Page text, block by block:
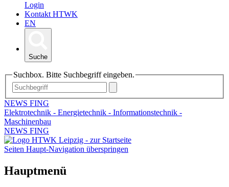
Login
Kontakt HTWK
EN
Suche
Suchbox. Bitte Suchbegriff eingeben.
NEWS FING
Elektrotechnik - Energietechnik - Informationstechnik -
Maschinenbau
NEWS FING
Seiten Haupt-Navigation überspringen
Hauptmenü